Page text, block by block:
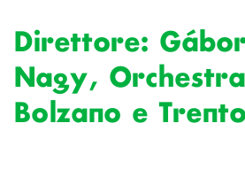
Direttore:
Nagy,
Bolzano e